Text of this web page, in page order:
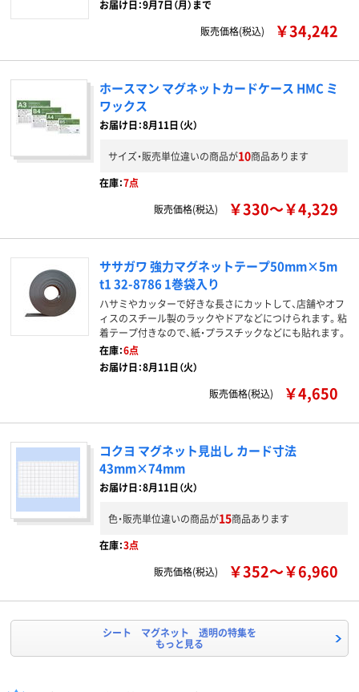
お届け日：9月7日（月）まで
販売価格(税込)
￥34,242
ホースマン マグネットカードケース HMC ミ
ワックス
お届け日：8月11日（火）
サイズ・販売単位違いの商品が10商品あります
在庫：7点
販売価格(税込)
￥330～￥4,329
ササガワ 強力マグネットテープ50mm×5m
t1 32-8786 1巻袋入り
ハサミやカッターで好きな長さにカットして、店舗やオフ
ィスのスチール製のラックやドアなどにつけられます。粘
着テープ付きなので、紙・プラスチックなどにも貼れます。
在庫：6点
お届け日：8月11日（火）
販売価格(税込)
￥4,650
コクヨ マグネット見出し カード寸法
43mm×74mm
お届け日：8月11日（火）
色・販売単位違いの商品が15商品あります
在庫：3点
販売価格(税込)
￥352～￥6,960
シート マグネット 透明の特集を
もっと見る